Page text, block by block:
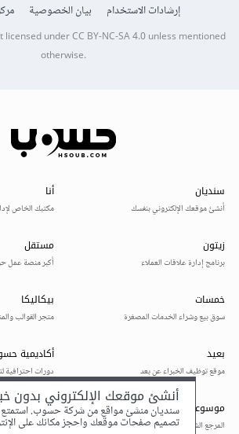
إرشادات الاستخدام
بيان الخصوصية
licensed underCC BY-NC-SA 4.0unless mentioned
otherwise.